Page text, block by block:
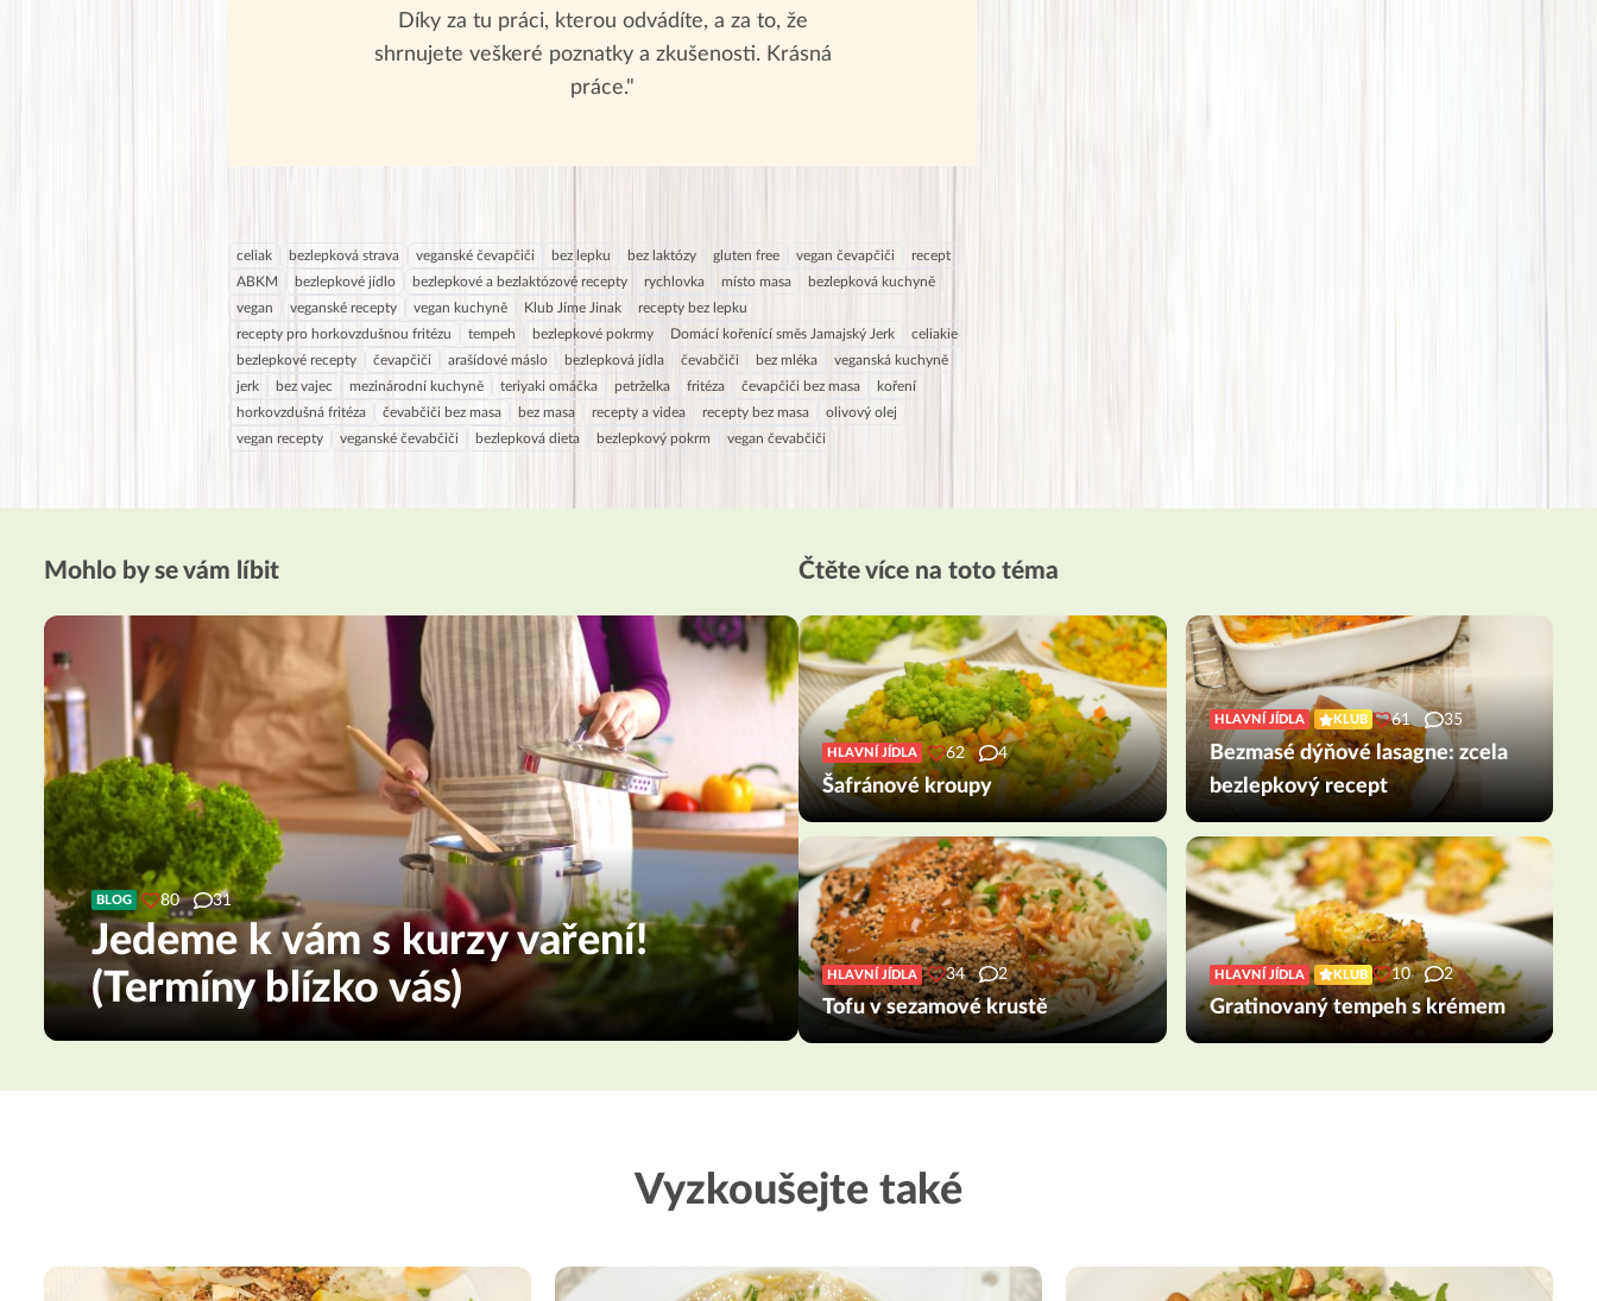
Díky za tu práci, kterou odvádíte, a za to, že
shrnujete veškeré poznatky a zkušenosti. Krásná
práce."
celiak bezlepková strava veganské čevapčiči bez lepku bez laktózy gluten free vegan čevapčiči
recept
ABKM
bezlepkové jídlo bezlepkové a bezlaktózové recepty rychlovka místo masa
bezlepková kuchyně
vegan
veganské recepty vegan kuchyně Klub Jíme Jinak
recepty bez lepku
recepty pro horkovzdušnou fritézu
tempeh bezlepkové pokrmy Domácí kořenící směs Jamajský Jerk
celiakie
bezlepkové recepty
čevapčiči arašídové máslo bezlepková jídla čevabčiči bez mléka
veganská kuchyně
jerk
bez vajec mezinárodní kuchyně teriyaki omáčka petrželka fritéza čevapčiči bez masa
koření
horkovzdušná fritéza
čevabčiči bez masa bez masa recepty a videa recepty bez masa
olivový olej
vegan recepty
veganské čevabčiči bezlepková dieta bezlepkový pokrm vegan čevabčiči
Mohlo by se vám líbit
BLOG 80 31
Jedeme k vám s kurzy vaření!
(Termíny blízko vás)
Čtěte více na toto téma
HLAVNÍ JÍDLA 62 4
Šafránové kroupy
HLAVNÍ JÍDLA KLUB 61 35
Bezmasé dýňové lasagne: zcela
bezlepkový recept
HLAVNÍ JÍDLA 34 2
Tofu v sezamové krustě
HLAVNÍ JÍDLA KLUB 10 2
Gratinovaný tempeh s krémem
Vyzkoušejte také